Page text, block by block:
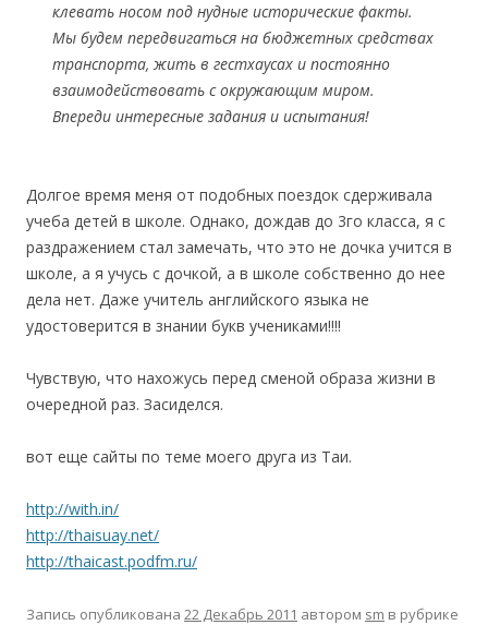
клевать носом под нудные исторические факты.
Мы будем передвигаться на бюджетных средствах
транспорта, жить в гестхаусах и постоянно
взаимодействовать с окружающим миром.
Впереди интересные задания и испытания!
Долгое время меня от подобных поездок сдерживала
учеба детей в школе. Однако, дождав до 3го класса, я с
раздражением стал замечать, что это не дочка учится в
школе, а я учусь с дочкой, а в школе собственно до нее
дела нет. Даже учитель английского языка не
удостоверится в знании букв учениками!!!!
Чувствую, что нахожусь перед сменой образа жизни в
очередной раз. Засиделся.
вот еще сайты по теме моего друга из Таи.
http://with.in/
http://thaisuay.net/
http://thaicast.podfm.ru/
Запись опубликована 22 Декабрь 2011 автором sm в рубрике